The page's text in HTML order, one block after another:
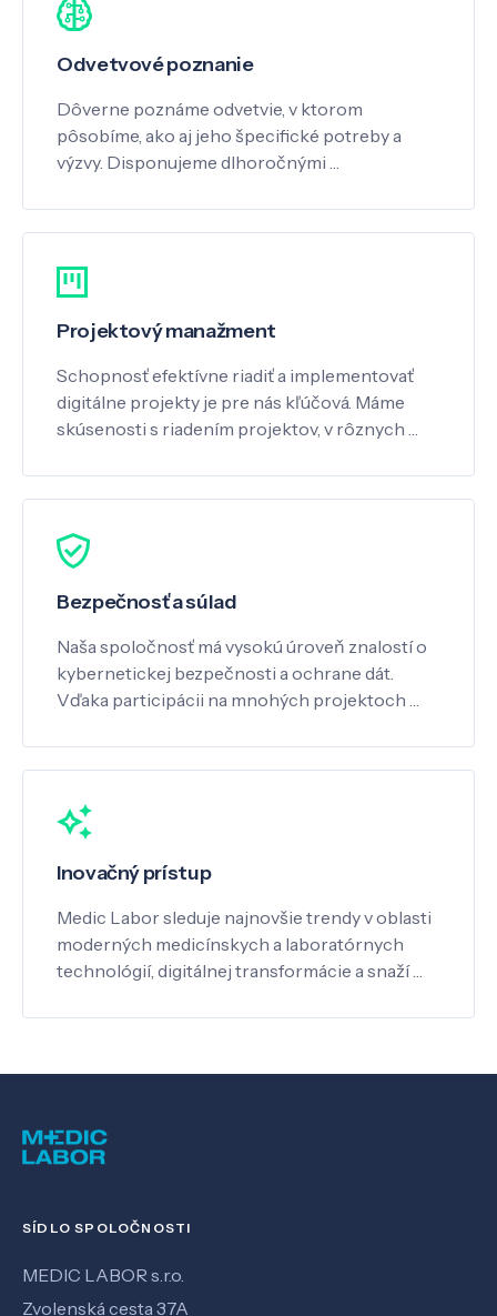
Odvetvové poznanie
Dôverne poznáme odvetvie, v ktorom
pôsobíme, ako aj jeho špecifické potreby a
výzvy. Disponujeme dlhoročnými …
Projektový manažment
Schopnosť efektívne riadiť a implementovať
digitálne projekty je pre nás kľúčová. Máme
skúsenosti s riadením projektov, v rôznych …
Bezpečnosť a súlad
Naša spoločnosť má vysokú úroveň znalostí o
kybernetickej bezpečnosti a ochrane dát.
Vďaka participácii na mnohých projektoch …
Inovačný prístup
Medic Labor sleduje najnovšie trendy v oblasti
moderných medicínskych a laboratórnych
technológií, digitálnej transformácie a snaží …
SÍDLO SPOLOČNOSTI
MEDIC LABOR s.r.o.
Zvolenská cesta 37A